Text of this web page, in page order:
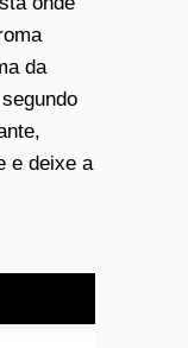
da
e deixe a